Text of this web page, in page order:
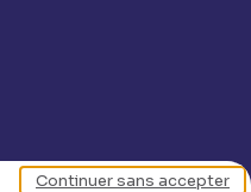
Continuer sans accepter